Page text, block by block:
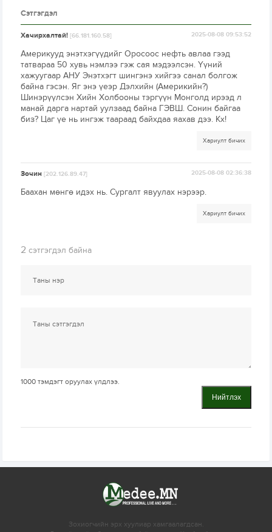
Сэтгэгдэл
Хачирхалтай![66.181.160.58] 2025-08-08 09:53:52
Америкууд энэтхэгүүдийг Оросоос нефть авлаа гээд
татвараа 50 хувь нэмлээ гэж сая мэдээлсэн. Үүний
хажуугаар АНУ Энэтхэгт шингэнэ хийгээ санал болгож
байна гэсэн. Яг энэ үеэр Дэлхийн (Америкийн?)
Шинэрүүлсэн Хийн Холбооны тэргүүн Монголд ирээд л
манай дарга нартай уулзаад байна ГЭВШ. Сонин байгаа
биз? Цаг үе нь ингэж таараад байхдаа яахав дээ. Кх!
Хариулт бичих
Зочин[202.126.89.47] 2025-08-08 02:36:38
Баахан мөнгө идэх нь. Сургалт явуулах нэрээр.
Хариулт бичих
2 сэтгэгдэл байна
1000 тэмдэгт оруулах үлдлээ.
Нийтлэх
Зохиогчийн эрх хуулиар хамгаалагдсан.